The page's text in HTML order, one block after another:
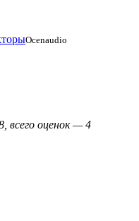
Ocenaudio
всего оценок — 4